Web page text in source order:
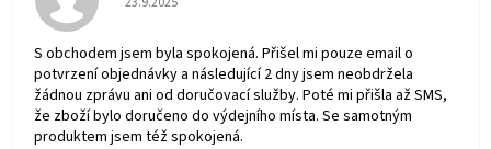
S obchodem jsem byla spokojená. Přišel mi pouze email o
potvrzení objednávky a následující 2 dny jsem neobdržela
žádnou zprávu ani od doručovací služby. Poté mi přišla až SMS,
že zboží bylo doručeno do výdejního místa. Se samotným
produktem jsem též spokojená.